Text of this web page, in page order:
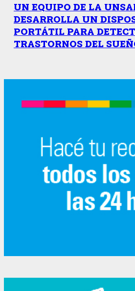
UN EQUIPO DE LA
DESARROLLA UN
PORTÁTIL PARA
TRASTORNOS DEL